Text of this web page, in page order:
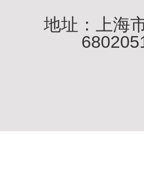
地址：上海